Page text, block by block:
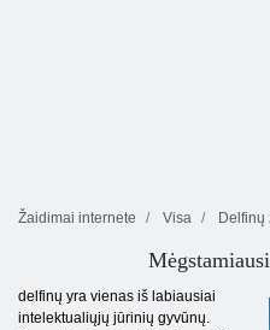
Žaidimai internete Visa Delfinų
delfinų yra vienas iš labiausiai
intelektualiųjų jūrinių gyvūnų.